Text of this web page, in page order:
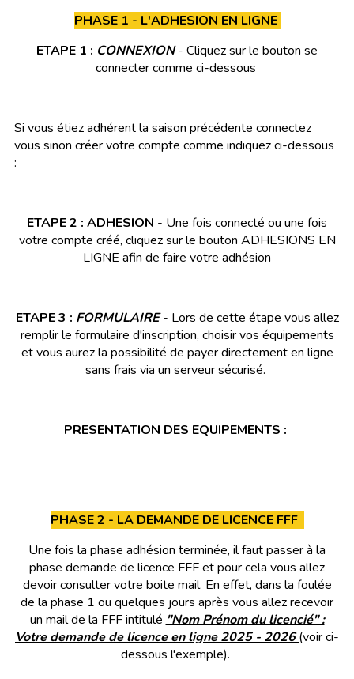
PHASE 1 - L'ADHESION EN LIGNE
ETAPE 1 : CONNEXION - Cliquez sur le bouton se
connecter comme ci-dessous
Si vous étiez adhérent la saison précédente connectez
vous sinon créer votre compte comme indiquez ci-dessous
:
ETAPE 2 : ADHESION - Une fois connecté ou une fois
votre compte créé, cliquez sur le bouton ADHESIONS EN
LIGNE afin de faire votre adhésion
ETAPE 3 : FORMULAIRE- Lors de cette étape vous allez
remplir le formulaire d'inscription, choisir vos équipements
et vous aurez la possibilité de payer directement en ligne
sans frais via un serveur sécurisé.
PRESENTATION DES EQUIPEMENTS :
PHASE 2 - LA DEMANDE DE LICENCE FFF
Une fois la phase adhésion terminée, il faut passer à la
phase demande de licence FFF et pour cela vous allez
devoir consulter votre boite mail. En effet, dans la foulée
de la phase 1 ou quelques jours après vous allez recevoir
un mail de la FFF intitulé "Nom Prénom du licencié" :
Votre demande de licence en ligne 2025 - 2026(voir ci-
dessous l'exemple).